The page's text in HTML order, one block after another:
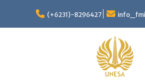
content
(+6231)-8296427